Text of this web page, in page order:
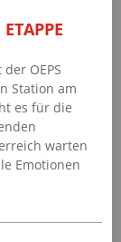
OEPS
Station am
es für die
warten
Emotionen